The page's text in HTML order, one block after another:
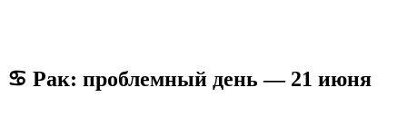
♋ Рак: проблемный день — 21 июня